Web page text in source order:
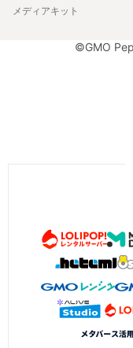
メディアキット
©GMO